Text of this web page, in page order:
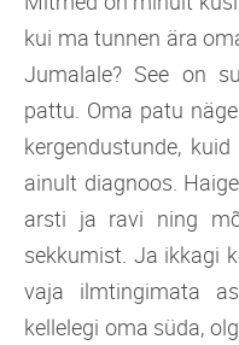
kui ma tunnen ära
Jumalale? See on
pattu. Oma patu
kergendustunde,
ainult diagnoos.
arsti ja ravi ning
sekkumist. Ja ikkagi
vaja ilmtingimata
kellelegi oma süda,